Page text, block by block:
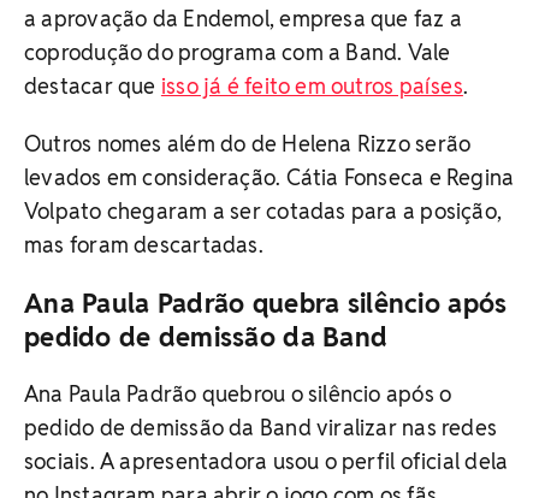
a aprovação da Endemol, empresa que faz a
coprodução do programa com a Band. Vale
destacar que isso já é feito em outros países.
Outros nomes além do de Helena Rizzo serão
levados em consideração. Cátia Fonseca e Regina
Volpato chegaram a ser cotadas para a posição,
mas foram descartadas.
Ana Paula Padrão quebra silêncio após
pedido de demissão da Band
Ana Paula Padrão quebrou o silêncio após o
pedido de demissão da Band viralizar nas redes
sociais. A apresentadora usou o perfil oficial dela